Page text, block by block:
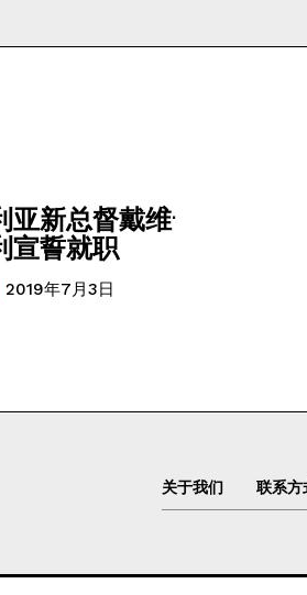
亚新总督戴维·
宣誓就职
2019年7月3日
关于我们 联系方